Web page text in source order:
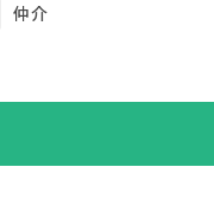
仲介